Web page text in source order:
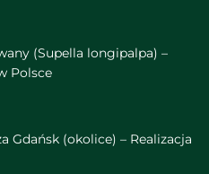
(Supella longipalpa) –
Polsce
Gdańsk (okolice) – Realizacja